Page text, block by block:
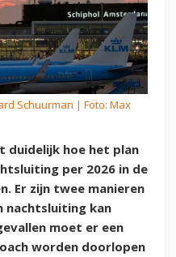
Schuurman | Foto: Max
duidelijk hoe het plan
per 2026 in de
Er zijn twee manieren
nachtsluiting kan
moet er een
worden doorlopen